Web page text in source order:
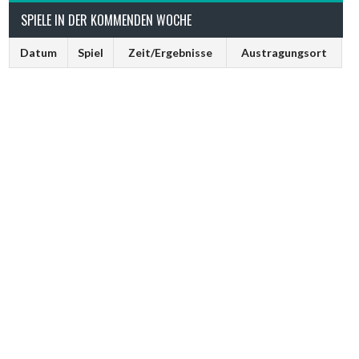
SPIELE IN DER KOMMENDEN WOCHE
Datum Spiel Zeit/Ergebnisse Austragungsort